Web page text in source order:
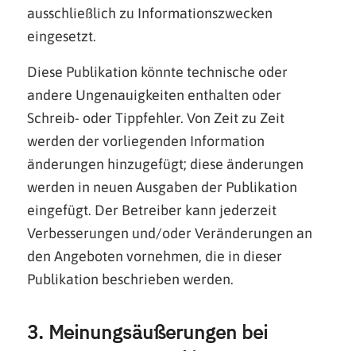
ausschließlich zu Informationszwecken
eingesetzt.
Diese Publikation könnte technische oder
andere Ungenauigkeiten enthalten oder
Schreib- oder Tippfehler. Von Zeit zu Zeit
werden der vorliegenden Information
änderungen hinzugefügt; diese änderungen
werden in neuen Ausgaben der Publikation
eingefügt. Der Betreiber kann jederzeit
Verbesserungen und/oder Veränderungen an
den Angeboten vornehmen, die in dieser
Publikation beschrieben werden.
3. Meinungsäußerungen bei